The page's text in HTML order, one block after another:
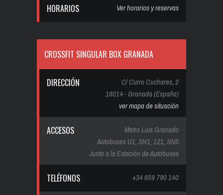
HORARIOS Ver horarios y reservas
CROSSFIT SINGULAR BOX GRANADA
DIRECCIÓN
C/ Curro Cuchares, 2
18014 - Granada (España)
ver mapa de situación
ACCESOS
Metro Luis Granado
Autobuses U1, SN1, 121, SN5
Junto a la Estación de Autobuses
TELÉFONOS +34 659 790 140